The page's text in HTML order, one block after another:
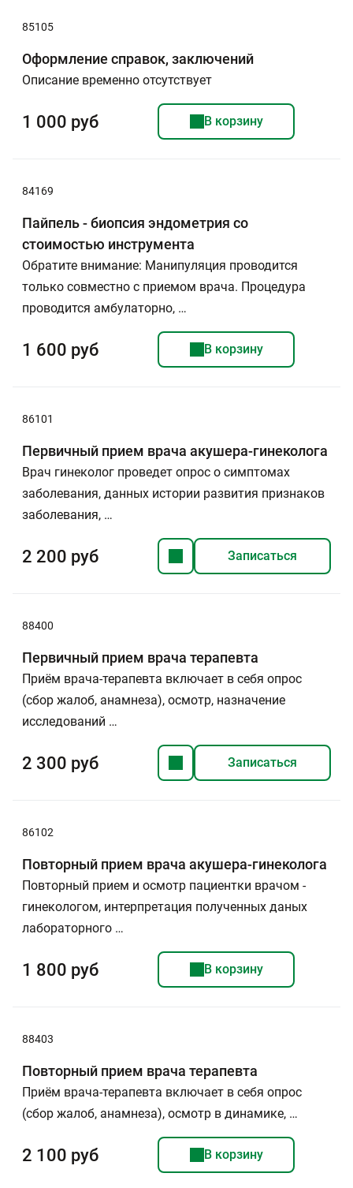
85105
Оформление справок, заключений
Описание временно отсутствует
1 000 руб В корзину
84169
Пайпель - биопсия эндометрия со
стоимостью инструмента
Обратите внимание: Манипуляция проводится
только совместно с приемом врача. Процедура
проводится амбулаторно, …
1 600 руб В корзину
86101
Первичный прием врача акушера-гинеколога
Врач гинеколог проведет опрос о симптомах
заболевания, данных истории развития признаков
заболевания, …
2 200 руб Записаться
88400
Первичный прием врача терапевта
Приём врача-терапевта включает в себя опрос
(сбор жалоб, анамнеза), осмотр, назначение
исследований …
2 300 руб Записаться
86102
Повторный прием врача акушера-гинеколога
Повторный прием и осмотр пациентки врачом -
гинекологом, интерпретация полученных даных
лабораторного …
1 800 руб В корзину
88403
Повторный прием врача терапевта
Приём врача-терапевта включает в себя опрос
(сбор жалоб, анамнеза), осмотр в динамике, …
2 100 руб В корзину